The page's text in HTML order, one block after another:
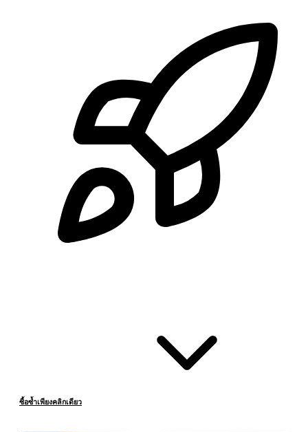
ซื้อซ้ำเพียงคลิกเดียว